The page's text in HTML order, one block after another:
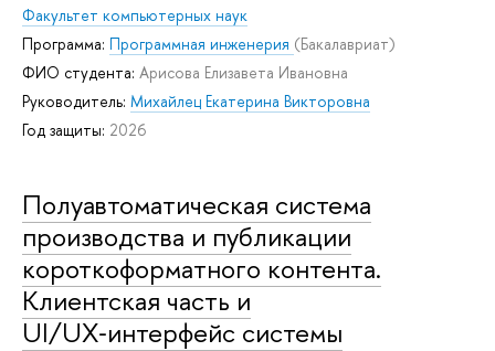
Факультет компьютерных наук
Программа: Программная инженерия (Бакалавриат)
ФИО студента: Арисова Елизавета Ивановна
Руководитель: Михайлец Екатерина Викторовна
Год защиты: 2026
Полуавтоматическая система
производства и публикации
короткоформатного контента.
Клиентская часть и
UI/UX‑интерфейс системы